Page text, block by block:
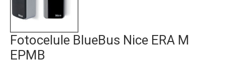
Fotocelule BlueBus Nice ERA M
EPMB